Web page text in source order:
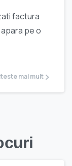
factura
pe o
mai mult